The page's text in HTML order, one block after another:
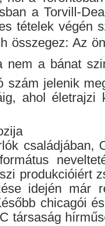
a Torvill-
tételek végén
összegez: Az
a bánat
szám jelenik
ahol életrajzi
családjában,
produkcióiért
idején már
chicagói
társaság